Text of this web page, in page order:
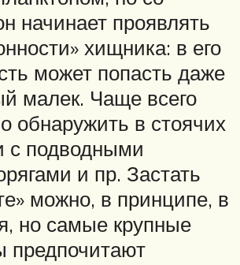
начинает проявлять
хищника: в его
может попасть даже
малек. Чаще всего
обнаружить в стоячих
с подводными
и пр. Застать
можно, в принципе, в
но самые крупные
предпочитают